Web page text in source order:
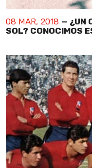
08 MAR, 2018 — ¿UN
SOL? CONOCIMOS